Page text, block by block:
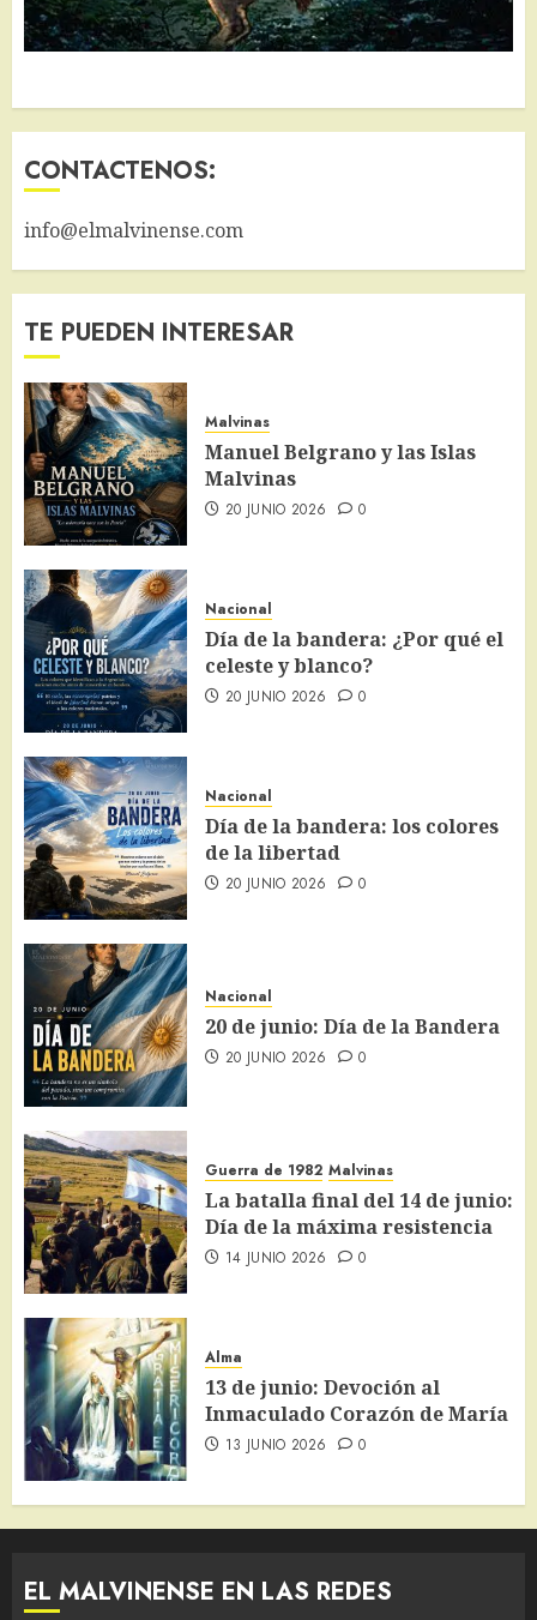
CONTACTENOS:
info@elmalvinense.com
TE PUEDEN INTERESAR
Malvinas
Manuel Belgrano y las Islas
Malvinas
20 JUNIO 2026 0
Nacional
Día de la bandera: ¿Por qué el
celeste y blanco?
20 JUNIO 2026 0
Nacional
Día de la bandera: los colores
de la libertad
20 JUNIO 2026 0
Nacional
20 de junio: Día de la Bandera
20 JUNIO 2026 0
Guerra de 1982 Malvinas
La batalla final del 14 de junio:
Día de la máxima resistencia
14 JUNIO 2026 0
Alma
13 de junio: Devoción al
Inmaculado Corazón de María
13 JUNIO 2026 0
EL MALVINENSE EN LAS REDES